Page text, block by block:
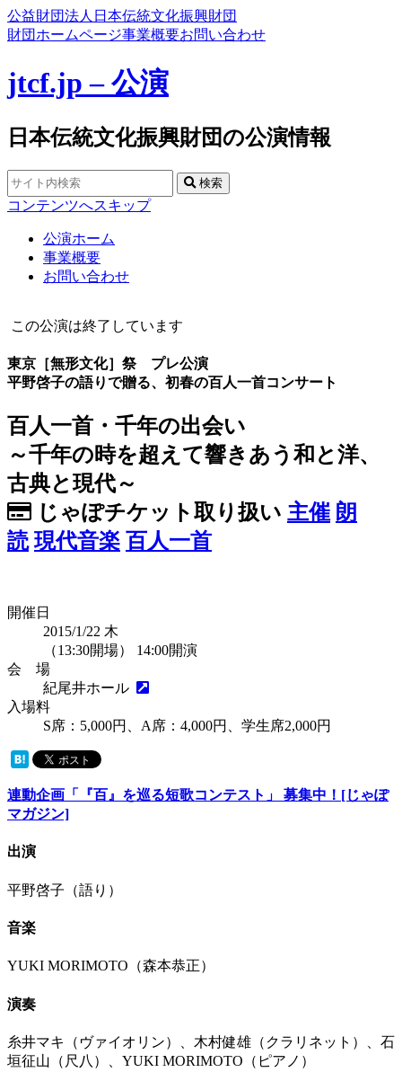
公益財団法人日本伝統文化振興財団
財団ホームページ事業概要お問い合わせ
jtcf.jp – 公演
日本伝統文化振興財団の公演情報
検索
コンテンツへスキップ
公演ホーム
事業概要
お問い合わせ
この公演は終了しています
東京［無形文化］祭 プレ公演
平野啓子の語りで贈る、初春の百人一首コンサート
百人一首・千年の出会い
～千年の時を超えて響きあう和と洋、
古典と現代～
じゃぽチケット取り扱い 主催 朗
読 現代音楽 百人一首
開催日
2015/1/22 木
（13:30開場） 14:00開演
会 場
紀尾井ホール
入場料
S席：5,000円、A席：4,000円、学生席2,000円
連動企画「『百』を巡る短歌コンテスト」 募集中！[じゃぽ
マガジン]
出演
平野啓子（語り）
音楽
YUKI MORIMOTO（森本恭正）
演奏
糸井マキ（ヴァイオリン）、木村健雄（クラリネット）、石
垣征山（尺八）、YUKI MORIMOTO（ピアノ）